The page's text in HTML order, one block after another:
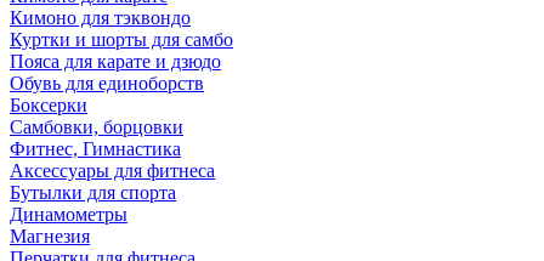
Кимоно для тэквондо
Куртки и шорты для самбо
Пояса для карате и дзюдо
Обувь для единоборств
Боксерки
Самбовки, борцовки
Фитнес, Гимнастика
Аксессуары для фитнеса
Бутылки для спорта
Динамометры
Магнезия